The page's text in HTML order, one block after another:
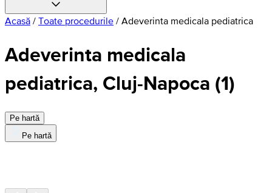
Acasă / Toate procedurile / Adeverinta medicala pediatrica
Adeverinta medicala
pediatrica, Cluj-Napoca (1)
Pe hartă
Pe hartă